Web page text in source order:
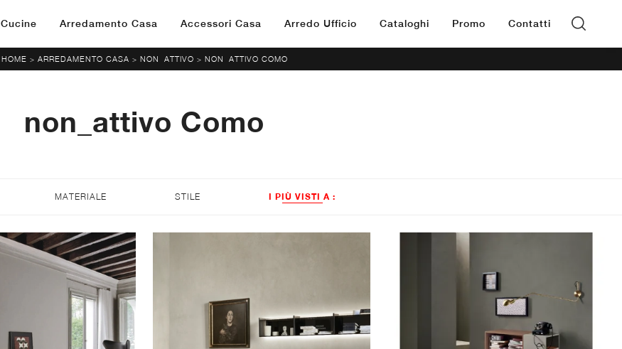
Cucine Arredamento Casa Accessori Casa Arredo Ufficio Cataloghi Promo Contatti
HOME > ARREDAMENTO CASA > NON_ATTIVO > NON_ATTIVO COMO
non_attivo Como
MATERIALE STILE I PIÙ VISTI A :